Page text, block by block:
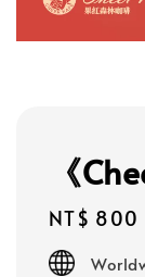
《
Regular
price
NT$ 800